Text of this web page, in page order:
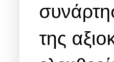
της